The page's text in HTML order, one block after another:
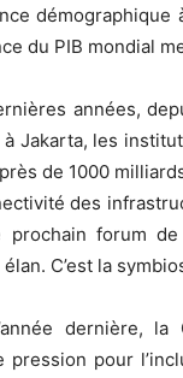
démographique
du PIB mondial
années,
à Jakarta, les
de 1000
des
prochain forum
C’est la
dernière,
pour